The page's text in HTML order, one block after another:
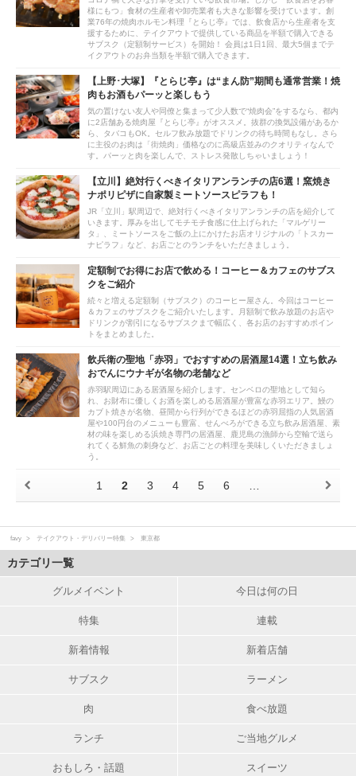
様にもつ」食材の生産者や卸売業者も大きな影響を受けています。創
業76年の焼肉ホルモン料理『とらじ亭』では、飲食店から生産者を支
援するために、テイクアウトで提供している商品を半額で購入できる
サブスク（定額制サービス）を開始！ 会員は1日1回、最大5個までテ
イクアウトのお弁当類を半額で購入できます。
【上野･大塚】『とらじ亭』は“まん防”期間も通常営業！焼
肉もお酒もパーッと楽しもう
気の置けない友人や同僚と集まって少人数で“焼肉会”をするなら、都内
に2店舗ある焼肉屋『とらじ亭』がオススメ。抜群の換気設備があるか
ら、タバコもOK。セルフ飲み放題でドリンクの待ち時間もなし。さら
に主役のお肉は「街焼肉」価格なのに高級店並みのクオリティなんで
す。パーッと肉を楽しんで、ストレス発散しちゃいましょう！
【立川】絶対行くべきイタリアンランチの店6選！窯焼き
ナポリピザに自家製ミートソースピラフも！
JR「立川」駅周辺で、絶対行くべきイタリアンランチの店を紹介して
いきます。厚みを出してモチモチ食感に仕上げられた「マルゲリー
タ」、ミートソースをご飯の上にかけたお店オリジナルの「トスカー
ナピラフ」など、お店ごとのランチをいただきましょう。
定額制でお得にお店で飲める！コーヒー＆カフェのサブス
クをご紹介
続々と増える定額制（サブスク）のコーヒー屋さん。今回はコーヒー
＆カフェのサブスクをご紹介いたします。月額制で飲み放題のお店や
ドリンクが割引になるサブスクまで幅広く、各お店のおすすめポイン
トをまとめました。
飲兵衛の聖地「赤羽」でおすすめの居酒屋14選！立ち飲み
おでんにウナギが名物の老舗など
赤羽駅周辺にある居酒屋を紹介します。センベロの聖地として知ら
れ、お財布に優しくお酒を楽しめる居酒屋が豊富な赤羽エリア。鰻の
カブト焼きが名物、昼間から行列ができるほどの赤羽屈指の人気居酒
屋や100円台のメニューも豊富、せんべろができる立ち飲み居酒屋、素
材の味を楽しめる浜焼き専門の居酒屋、鹿児島の漁師から空輸で送ら
れてくる鮮魚の刺身など、お店ごとの料理を美味しくいただきましょ
う。
1 2 3 4 5 6
favy テイクアウト・デリバリー特集 東京都
カテゴリ一覧
グルメイベント 今日は何の日
特集 連載
新着情報 新着店舗
サブスク ラーメン
肉 食べ放題
ランチ ご当地グルメ
おもしろ・話題 スイーツ